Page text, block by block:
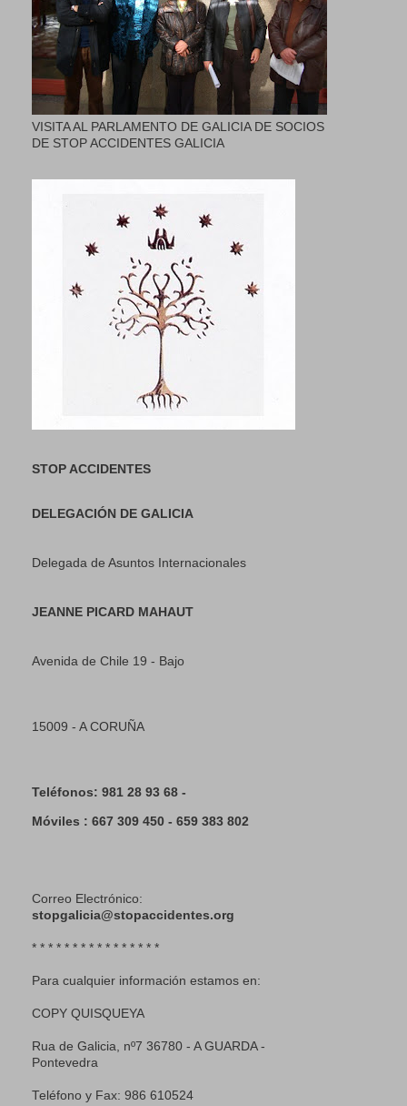
VISITA AL PARLAMENTO DE GALICIA DE SOCIOS
DE STOP ACCIDENTES GALICIA
STOP ACCIDENTES
DELEGACIÓN DE GALICIA
Delegada de Asuntos Internacionales
JEANNE PICARD MAHAUT
Avenida de Chile 19 - Bajo
15009 - A CORUÑA
Teléfonos: 981 28 93 68 -
Móviles : 667 309 450 - 659 383 802
Correo Electrónico:
stopgalicia@stopaccidentes.org
* * * * * * * * * * * * * * * *
Para cualquier información estamos en:
COPY QUISQUEYA
Rua de Galicia, nº7 36780 - A GUARDA -
Pontevedra
Teléfono y Fax: 986 610524